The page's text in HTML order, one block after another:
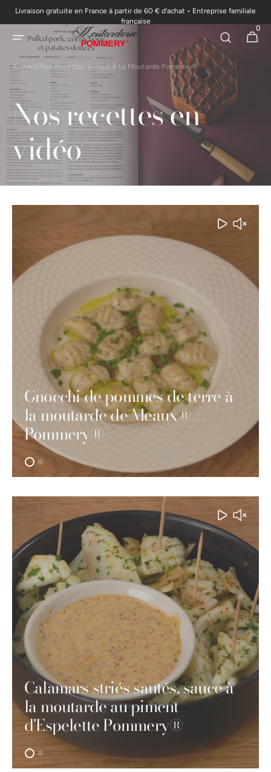
passer au
Livraison gratuite en France à partir de 60 € d’achat • Entreprise familiale
française
Panier
0
0 article
Accueil / Nos Recettes Videos À La Moutarde Pommery®
Nos recettes en
vidéo
Gnocchi de pommes de terre à
la moutarde de Meaux®
Pommery®
Calamars striés sautés, sauce à
la moutarde au piment
d'Espelette Pommery®